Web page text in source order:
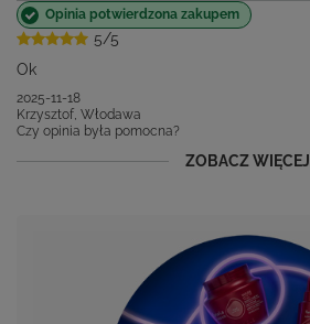
5/5
Opinia potwierdzona zakupem
Ok
2025-11-18
Krzysztof, Włodawa
Czy opinia była pomocna?
ZOBACZ WIĘCEJ